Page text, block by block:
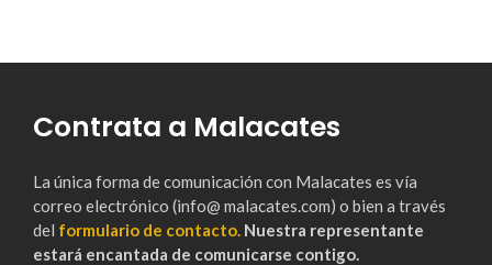
Contrata a Malacates
La única forma de comunicación con Malacates es vía
correo electrónico (info@ malacates.com) o bien a través
del formulario de contacto. Nuestra representante
estará encantada de comunicarse contigo.